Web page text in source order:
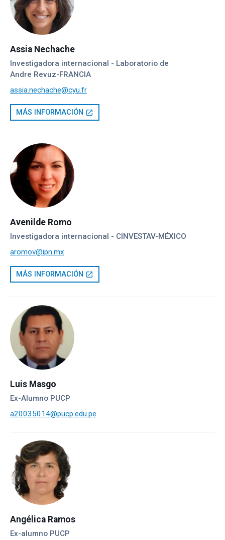
Assia Nechache
Investigadora internacional - Laboratorio de
Andre Revuz-FRANCIA
assia.nechache@cyu.fr
MÁS INFORMACIÓN open_in_new
Avenilde Romo
Investigadora internacional - CINVESTAV-MÉXICO
aromov@ipn.mx
MÁS INFORMACIÓN open_in_new
Luis Masgo
Ex-Alumno PUCP
a20035014@pucp.edu.pe
Angélica Ramos
Ex-alumno PUCP